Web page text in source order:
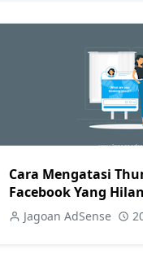
Cara Mengatasi
Facebook Yang
Jagoan AdSense